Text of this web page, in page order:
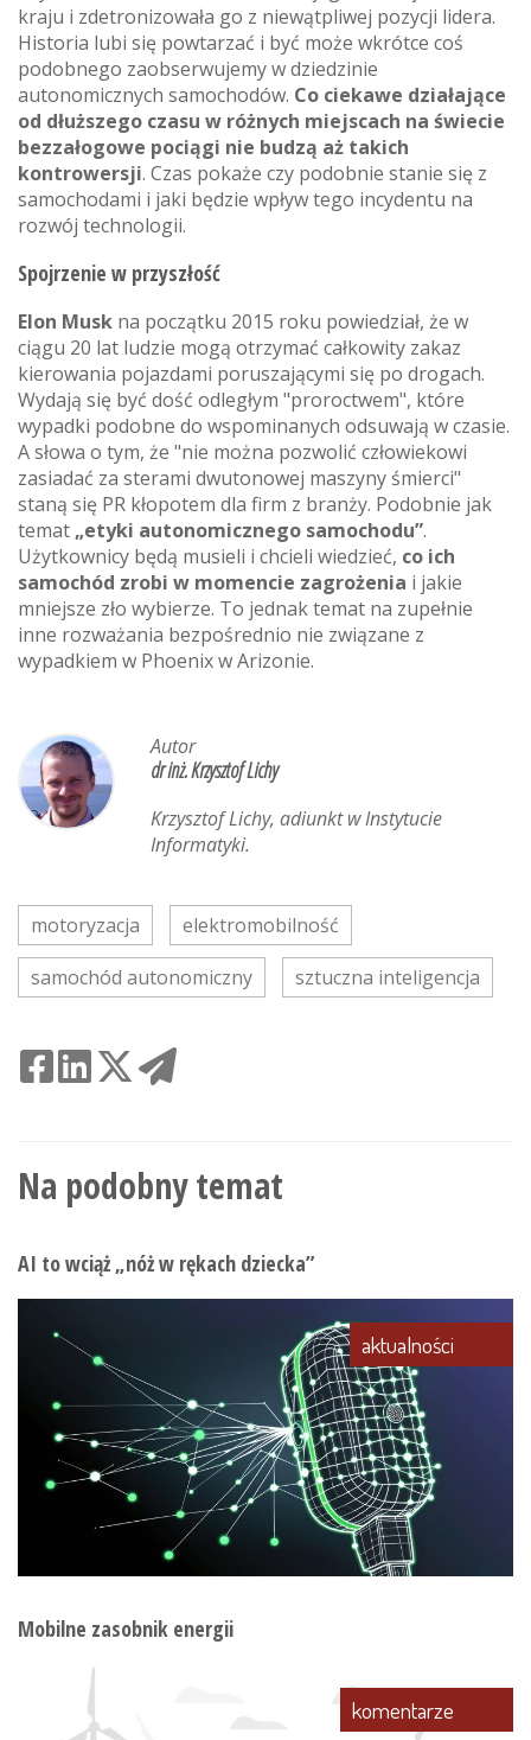
kraju i zdetronizowała go z niewątpliwej pozycji lidera.
Historia lubi się powtarzać i być może wkrótce coś
podobnego zaobserwujemy w dziedzinie
autonomicznych samochodów. Co ciekawe działające
od dłuższego czasu w różnych miejscach na świecie
bezzałogowe pociągi nie budzą aż takich
kontrowersji. Czas pokaże czy podobnie stanie się z
samochodami i jaki będzie wpływ tego incydentu na
rozwój technologii.
Spojrzenie w przyszłość
Elon Musk na początku 2015 roku powiedział, że w
ciągu 20 lat ludzie mogą otrzymać całkowity zakaz
kierowania pojazdami poruszającymi się po drogach.
Wydają się być dość odległym "proroctwem", które
wypadki podobne do wspominanych odsuwają w czasie.
A słowa o tym, że "nie można pozwolić człowiekowi
zasiadać za sterami dwutonowej maszyny śmierci"
staną się PR kłopotem dla firm z branży. Podobnie jak
temat „etyki autonomicznego samochodu”.
Użytkownicy będą musieli i chcieli wiedzieć, co ich
samochód zrobi w momencie zagrożenia i jakie
mniejsze zło wybierze. To jednak temat na zupełnie
inne rozważania bezpośrednio nie związane z
wypadkiem w Phoenix w Arizonie.
Autor
dr inż. Krzysztof Lichy
Krzysztof Lichy, adiunkt w Instytucie
Informatyki.
motoryzacja
elektromobilność
samochód autonomiczny
sztuczna inteligencja
Na podobny temat
AI to wciąż „nóż w rękach dziecka”
aktualności
Mobilne zasobnik energii
komentarze